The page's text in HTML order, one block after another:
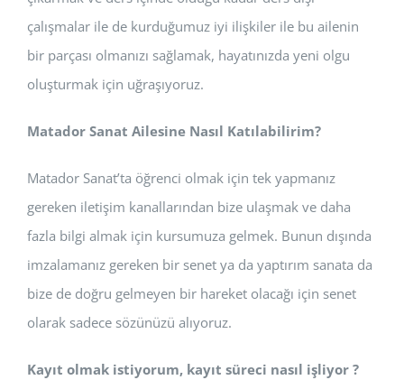
çalışmalar ile de kurduğumuz iyi ilişkiler ile bu ailenin
bir parçası olmanızı sağlamak, hayatınızda yeni olgu
oluşturmak için uğraşıyoruz.
Matador Sanat Ailesine Nasıl Katılabilirim?
Matador Sanat’ta öğrenci olmak için tek yapmanız
gereken iletişim kanallarından bize ulaşmak ve daha
fazla bilgi almak için kursumuza gelmek. Bunun dışında
imzalamanız gereken bir senet ya da yaptırım sanata da
bize de doğru gelmeyen bir hareket olacağı için senet
olarak sadece sözünüzü alıyoruz.
Kayıt olmak istiyorum, kayıt süreci nasıl işliyor ?